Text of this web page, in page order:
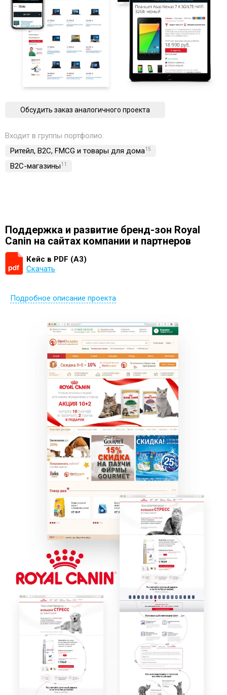
Обсудить заказ аналогичного проекта
Входит в группы портфолио:
Ритейл, B2C, FMCG и товары для дома15
B2C-магазины11
Поддержка и развитие бренд-зон Royal
Canin на сайтах компании и партнеров
Кейс в PDF (А3)
Скачать
Подробное описание проекта